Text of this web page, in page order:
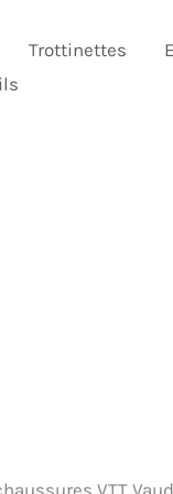
Trottinettes
VTT